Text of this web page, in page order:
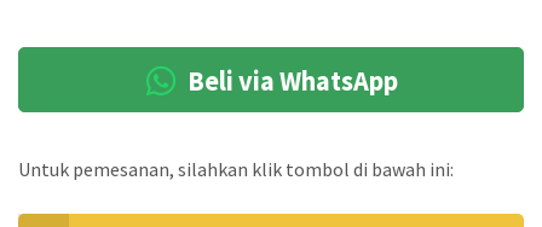
Beli via WhatsApp
Untuk pemesanan, silahkan klik tombol di bawah ini: